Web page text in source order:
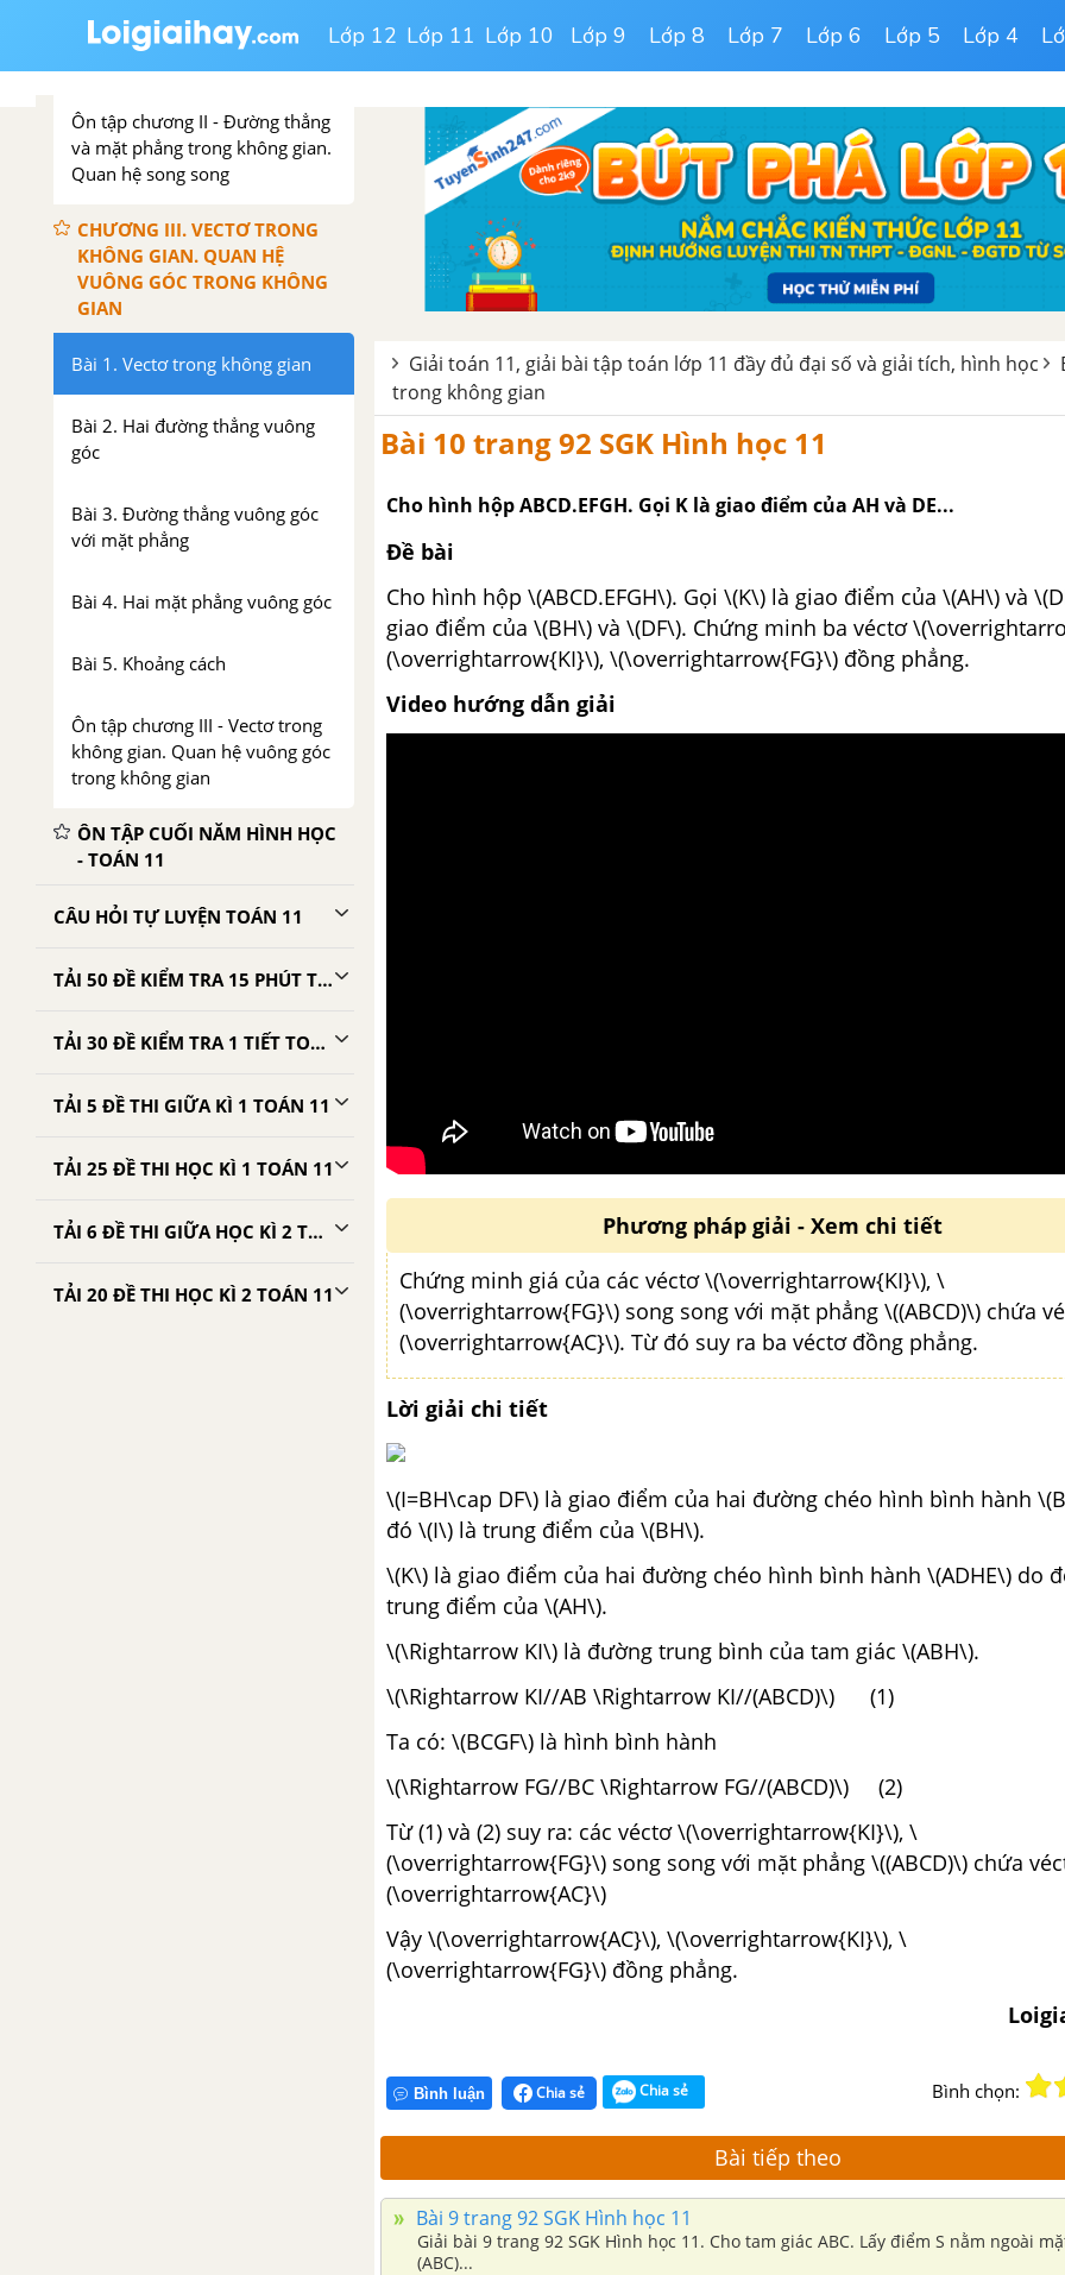
Lớp 12 Lớp 11 Lớp 10 Lớp 9 Lớp 8 Lớp 7 Lớp 6 Lớp 5 Lớp 4
Hình biểu diễn của một hình
Ôn tập chương II - Đường thẳng
và mặt phẳng trong không gian.
Quan hệ song song
CHƯƠNG III. VECTƠ TRONG
KHÔNG GIAN. QUAN HỆ
VUÔNG GÓC TRONG KHÔNG
GIAN
Bài 1. Vectơ trong không gian
Bài 2. Hai đường thẳng vuông
góc
Bài 3. Đường thẳng vuông góc
với mặt phẳng
Bài 4. Hai mặt phẳng vuông góc
Bài 5. Khoảng cách
Ôn tập chương III - Vectơ trong
không gian. Quan hệ vuông góc
trong không gian
ÔN TẬP CUỐI NĂM HÌNH HỌC
- TOÁN 11
CÂU HỎI TỰ LUYỆN TOÁN 11
TẢI 50 ĐỀ KIỂM TRA 15 PHÚT TOÁN 11
TẢI 30 ĐỀ KIỂM TRA 1 TIẾT TOÁN 11
TẢI 5 ĐỀ THI GIỮA KÌ 1 TOÁN 11
TẢI 25 ĐỀ THI HỌC KÌ 1 TOÁN 11
TẢI 6 ĐỀ THI GIỮA HỌC KÌ 2 TOÁN 11
TẢI 20 ĐỀ THI HỌC KÌ 2 TOÁN 11
Giải toán 11, giải bài tập toán lớp 11 đầy đủ đại số và giải tích, hình học
trong không gian
Bài 10 trang 92 SGK Hình học 11
Cho hình hộp ABCD.EFGH. Gọi K là giao điểm của AH và DE...
Đề bài
Cho hình hộp \(ABCD.EFGH\). Gọi \(K\) là giao điểm của \(AH\) và
giao điểm của \(BH\) và \(DF\). Chứng minh ba véctơ
(\overrightarrow{KI}\), \(\overrightarrow{FG}\) đồng phẳng.
Video hướng dẫn giải
Phương pháp giải - Xem chi tiết
Chứng minh giá của các véctơ \(\overrightarrow{KI}\), \
(\overrightarrow{FG}\) song song với mặt phẳng \((ABCD)\) chứa
(\overrightarrow{AC}\). Từ đó suy ra ba véctơ đồng phẳng.
Lời giải chi tiết
\(I=BH\cap DF\) là giao điểm của hai đường chéo hình bình hành
đó \(I\) là trung điểm của \(BH\).
\(K\) là giao điểm của hai đường chéo hình bình hành \(ADHE\) do
trung điểm của \(AH\).
\(\Rightarrow KI\) là đường trung bình của tam giác \(ABH\).
\(\Rightarrow KI//AB \Rightarrow KI//(ABCD)\) (1)
Ta có: \(BCGF\) là hình bình hành
\(\Rightarrow FG//BC \Rightarrow FG//(ABCD)\) (2)
Từ (1) và (2) suy ra: các véctơ \(\overrightarrow{KI}\), \
(\overrightarrow{FG}\) song song với mặt phẳng \((ABCD)\) chứa
(\overrightarrow{AC}\)
Vậy \(\overrightarrow{AC}\), \(\overrightarrow{KI}\), \
(\overrightarrow{FG}\) đồng phẳng.
Bình luận Chia sẻ Chia sẻ Bình chọn:
Bài tiếp theo
Bài 9 trang 92 SGK Hình học 11
Giải bài 9 trang 92 SGK Hình học 11. Cho tam giác ABC. Lấy điểm S nằm ngoài
(ABC)...